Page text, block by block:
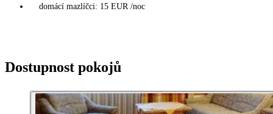
domácí mazlíčci: 15 EUR /noc
Dostupnost pokojů